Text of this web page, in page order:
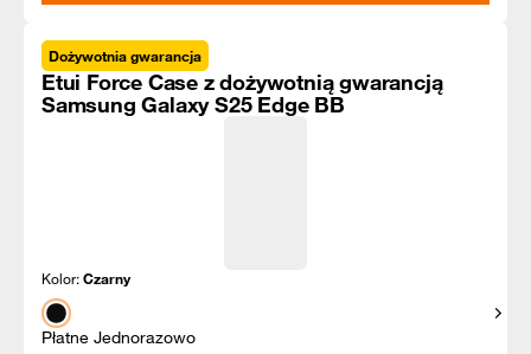
Dożywotnia gwarancja
Etui Force Case z dożywotnią gwarancją
Samsung Galaxy S25 Edge BB
Kolor:Czarny
Płatne Jednorazowo